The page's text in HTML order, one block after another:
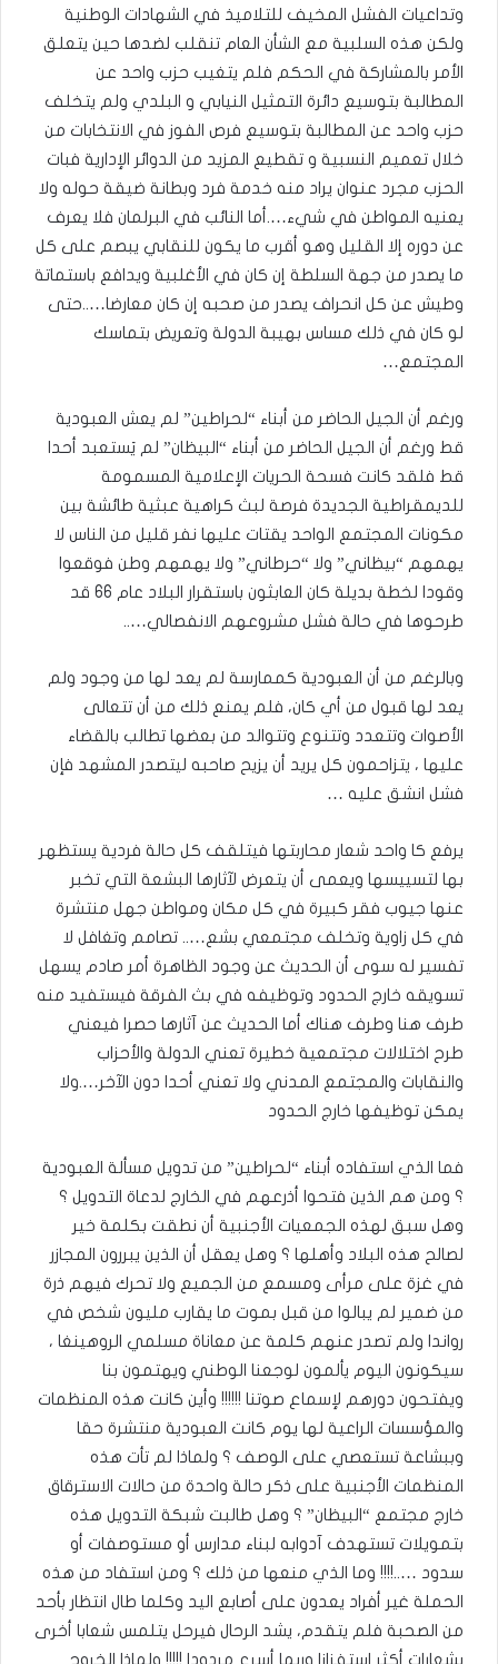
وتداعيات الفشل المخيف للتلاميذ في الشهادات الوطنية
ولكن هذه السلبية مع الشأن العام تنقلب لضدها حين يتعلق
الأمر بالمشاركة في الحكم فلم يتغيب حزب واحد عن
المطالبة بتوسيع دائرة التمثيل النيابي و البلدي ولم يتخلف
حزب واحد عن المطالبة بتوسيع فرص الفوز في الانتخابات من
خلال تعميم النسبية و تقطيع المزيد من الدوائر الإدارية فبات
الحزب مجرد عنوان يراد منه خدمة فرد وبطانة ضيقة حوله ولا
يعنيه المواطن في شيء….أما النائب في البرلمان فلا يعرف
عن دوره إلا القليل وهو أقرب ما يكون للنقابي يبصم على كل
ما يصدر من جهة السلطة إن كان في الأغلبية ويدافع باستماتة
وطيش عن كل انحراف يصدر من صحبه إن كان معارضا…..حتى
لو كان في ذلك مساس بهيبة الدولة وتعريض بتماسك
المجتمع…
ورغم أن الجيل الحاضر من أبناء “لحراطين” لم يعش العبودية
قط ورغم أن الجيل الحاضر من أبناء “البيظان” لم يَستعبد أحدا
قط فلقد كانت فسحة الحريات الإعلامية المسمومة
للديمقراطية الجديدة فرصة لبث كراهية عبثية طائشة بين
مكونات المجتمع الواحد يقتات عليها نفر قليل من الناس لا
يهمهم “بيظاني” ولا “حرطاني” ولا يهمهم وطن فوقعوا
وقودا لخطة بديلة كان العابثون باستقرار البلاد عام 66 قد
طرحوها في حالة فشل مشروعهم الانفصالي…..
وبالرغم من أن العبودية كممارسة لم يعد لها من وجود ولم
يعد لها قبول من أي كان، فلم يمنع ذلك من أن تتعالى
الأصوات وتتعدد وتتنوع وتتوالد من بعضها تطالب بالقضاء
عليها ، يتزاحمون كل يريد أن يزيح صاحبه ليتصدر المشهد فإن
فشل انشق عليه …
يرفع كا واحد شعار محاربتها فيتلقف كل حالة فردية يستظهر
بها لتسييسها ويعمى أن يتعرض لآثارها البشعة التي تخبر
عنها جيوب فقر كبيرة في كل مكان ومواطن جهل منتشرة
في كل زاوية وتخلف مجتمعي بشع….. تصامم وتغافل لا
تفسير له سوى أن الحديث عن وجود الظاهرة أمر صادم يسهل
تسويقه خارج الحدود وتوظيفه في بث الفرقة فيستفيد منه
طرف هنا وطرف هناك أما الحديث عن آثارها حصرا فيعني
طرح اختلالات مجتمعية خطيرة تعني الدولة والأحزاب
والنقابات والمجتمع المدني ولا تعني أحدا دون الآخر….ولا
يمكن توظيفها خارج الحدود
فما الذي استفاده أبناء “لحراطين” من تدويل مسألة العبودية
؟ ومن هم الذين فتحوا أذرعهم في الخارج لدعاة التدويل ؟
وهل سبق لهذه الجمعيات الأجنبية أن نطقت بكلمة خير
لصالح هذه البلاد وأهلها ؟ وهل يعقل أن الذين يبررون المجازر
في غزة على مرأى ومسمع من الجميع ولا تحرك فيهم ذرة
من ضمير لم يبالوا من قبل بموت ما يقارب مليون شخص في
رواندا ولم تصدر عنهم كلمة عن معاناة مسلمي الروهينغا ،
سيكونون اليوم يألمون لوجعنا الوطني ويهتمون بنا
ويفتحون دورهم لإسماع صوتنا !!!!!! وأين كانت هذه المنظمات
والمؤسسات الراعية لها يوم كانت العبودية منتشرة حقا
وببشاعة تستعصي على الوصف ؟ ولماذا لم تأت هذه
المنظمات الأجنبية على ذكر حالة واحدة من حالات الاسترقاق
خارج مجتمع “البيظان” ؟ وهل طالبت شبكة التدويل هذه
بتمويلات تستهدف آدوابه لبناء مدارس أو مستوصفات أو
سدود …..!!!! وما الذي منعها من ذلك ؟ ومن استفاد من هذه
الحملة غير أفراد يعدون على أصابع اليد وكلما طال انتظار بأحد
من الصحبة فلم يتقدم، يشد الرحال فيرحل يتلمس شعابا أخرى
بشعارات أكثر استفزازا وربما أسرع مردودا !!!!! ولماذا الخروج